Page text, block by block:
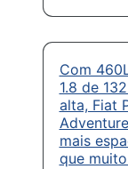
Com
1.8 de
alta, Fiat
mais
que